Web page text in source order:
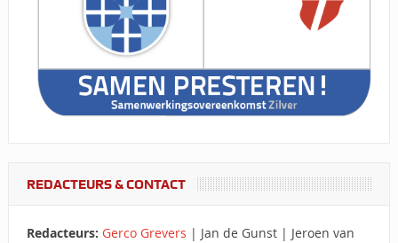
REDACTEURS & CONTACT
Redacteurs: Gerco Grevers | Jan de Gunst | Jeroen van